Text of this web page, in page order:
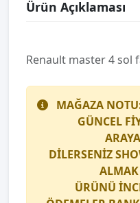
Ürün Açıklaması
Renault master 4 sol
MAĞAZA
GÜNCEL
DİLERSENİZ
ÜRÜNÜ